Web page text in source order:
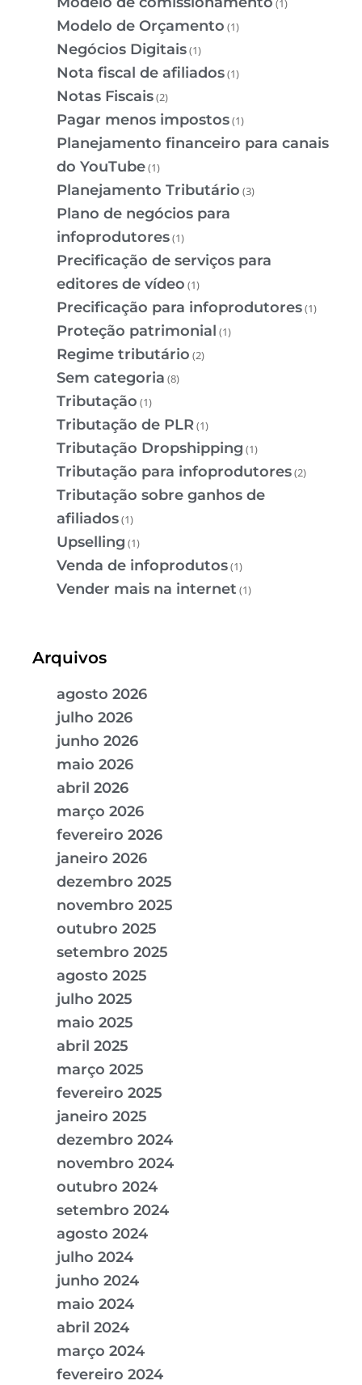
(1)
Modelo de Orçamento (1)
Negócios Digitais(1)
Nota fiscal de afiliados(1)
Notas Fiscais(2)
Pagar menos impostos(1)
Planejamento financeiro para canais
do YouTube(1)
Planejamento Tributário (3)
Plano de negócios para
infoprodutores(1)
Precificação de serviços para
editores de vídeo (1)
Precificação para infoprodutores(1)
Proteção patrimonial (1)
Regime tributário (2)
Sem categoria (8)
Tributação (1)
Tributação de PLR(1)
Tributação Dropshipping (1)
Tributação para infoprodutores(2)
Tributação sobre ganhos de
afiliados(1)
Upselling (1)
Venda de infoprodutos(1)
Vender mais na internet (1)
Arquivos
agosto 2026
julho 2026
junho 2026
maio 2026
abril 2026
março 2026
fevereiro 2026
janeiro 2026
dezembro 2025
novembro 2025
outubro 2025
setembro 2025
agosto 2025
julho 2025
maio 2025
abril 2025
março 2025
fevereiro 2025
janeiro 2025
dezembro 2024
novembro 2024
outubro 2024
setembro 2024
agosto 2024
julho 2024
junho 2024
maio 2024
abril 2024
março 2024
fevereiro 2024